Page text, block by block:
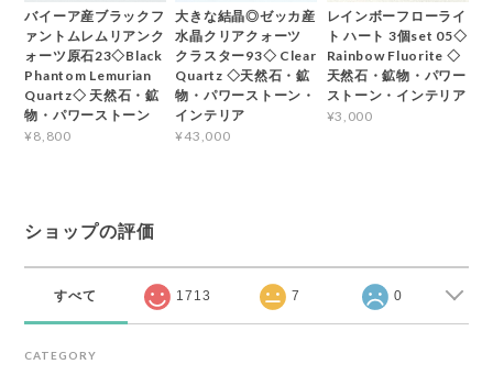
バイーア産ブラックフ
ァントムレムリアンク
ォーツ原石23◇Black
Phantom Lemurian
Quartz◇ 天然石・鉱
物・パワーストーン
¥8,800
大きな結晶◎ゼッカ産
水晶クリアクォーツ
クラスター93◇ Clear
Quartz ◇天然石・鉱
物・パワーストーン・
インテリア
¥43,000
レインボーフローライ
ト ハート 3個set 05◇
Rainbow Fluorite ◇
天然石・鉱物・パワー
ストーン・インテリア
¥3,000
ショップの評価
すべて 1713 7 0
CATEGORY